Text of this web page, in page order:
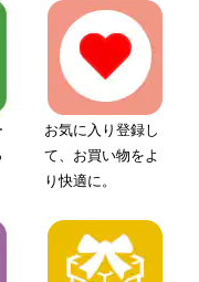
お気に入り登録し
て、お買い物をよ
り快適に。